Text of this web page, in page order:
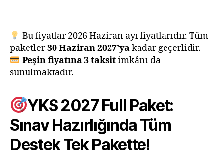
Bu fiyatlar 2026 Haziran ayı fiyatlarıdır. Tüm
paketler30 Haziran 2027’yakadar geçerlidir.
Peşin fiyatına 3 taksitimkânı da
sunulmaktadır.
YKS 2027 Full Paket:
Sınav Hazırlığında Tüm
Destek Tek Pakette!